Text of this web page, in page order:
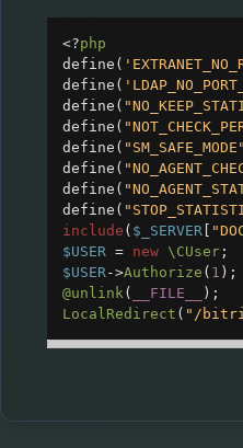
<?php
define (
define (
define (
define (
define ( "SM_SAFE_MODE"
define (
define (
define (
include ( $_SERVER
$USER = new \CUser ;
$USER->Authorize ( 1 );
@unlink( __FILE__
);
LocalRedirect ( "/